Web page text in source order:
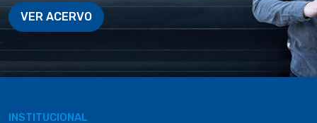
VER ACERVO
INSTITUCIONAL